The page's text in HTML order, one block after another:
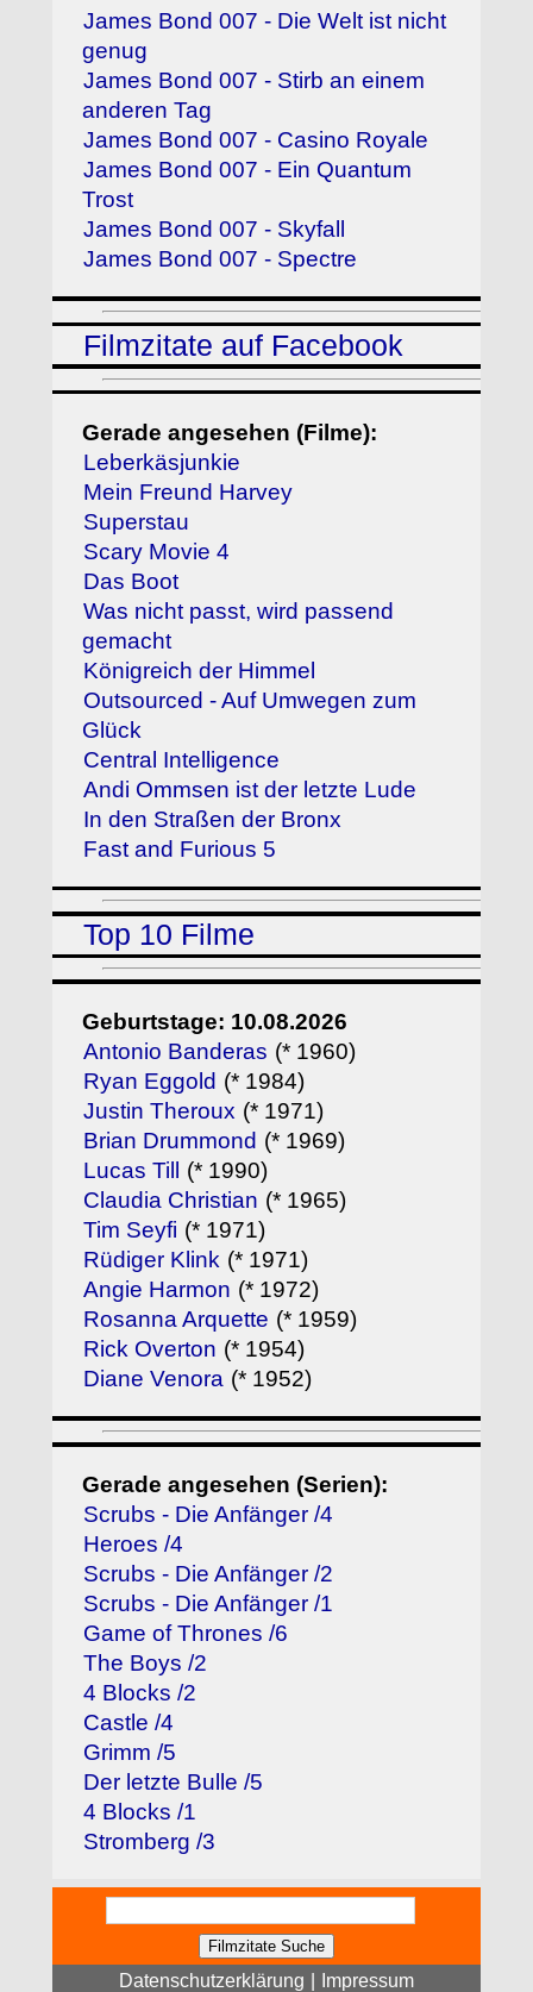
James Bond 007 - Die Welt ist nicht
genug
James Bond 007 - Stirb an einem
anderen Tag
James Bond 007 - Casino Royale
James Bond 007 - Ein Quantum
Trost
James Bond 007 - Skyfall
James Bond 007 - Spectre
Filmzitate auf Facebook
Gerade angesehen (Filme):
Leberkäsjunkie
Mein Freund Harvey
Superstau
Scary Movie 4
Das Boot
Was nicht passt, wird passend
gemacht
Königreich der Himmel
Outsourced - Auf Umwegen zum
Glück
Central Intelligence
Andi Ommsen ist der letzte Lude
In den Straßen der Bronx
Fast and Furious 5
Top 10 Filme
Geburtstage: 10.08.2026
Antonio Banderas (* 1960)
Ryan Eggold (* 1984)
Justin Theroux (* 1971)
Brian Drummond (* 1969)
Lucas Till
(* 1990)
Claudia Christian (* 1965)
Tim Seyfi (* 1971)
Rüdiger Klink (* 1971)
Angie Harmon (* 1972)
Rosanna Arquette (* 1959)
Rick Overton (* 1954)
Diane Venora (* 1952)
Gerade angesehen (Serien):
Scrubs - Die Anfänger /4
Heroes /4
Scrubs - Die Anfänger /2
Scrubs - Die Anfänger /1
Game of Thrones /6
The Boys /2
4 Blocks /2
Castle /4
Grimm /5
Der letzte Bulle /5
4 Blocks /1
Stromberg /3
Datenschutzerklärung Impressum